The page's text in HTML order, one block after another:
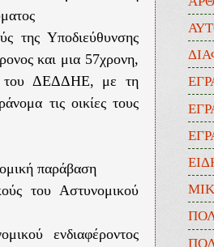
της Υποδιεύθυνσης
και μια 57χρονη,
του ΔΕΔΔΗΕ, με τη
τις οικίες τους
παράβαση
του Αστυνομικού
ενδιαφέροντος